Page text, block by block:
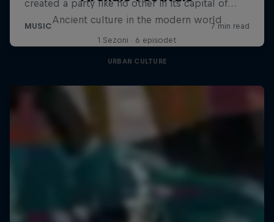
Ancient culture in the modern world
1 Sezoni · 6 episodet
URBAN CULTURE